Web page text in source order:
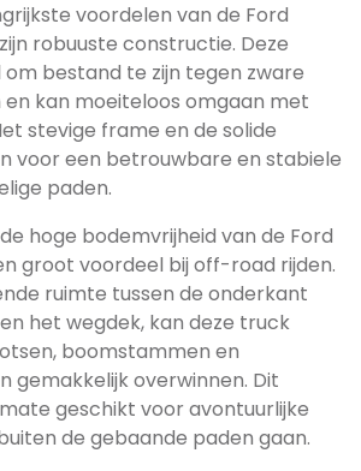
voordelen van de Ford
robuuste constructie. Deze
bestand te zijn tegen zware
kan moeiteloos omgaan met
stevige frame en de solide
voor een betrouwbare en stabiele
paden.
hoge bodemvrijheid van de Ford
groot voordeel bij off-road rijden.
ruimte tussen de onderkant
het wegdek, kan deze truck
boomstammen en
gemakkelijk overwinnen. Dit
geschikt voor avontuurlijke
de gebaande paden gaan.